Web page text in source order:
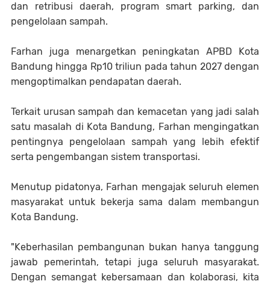
dan retribusi daerah, program smart parking, dan
pengelolaan sampah.
Farhan juga menargetkan peningkatan APBD Kota
Bandung hingga Rp10 triliun pada tahun 2027 dengan
mengoptimalkan pendapatan daerah.
Terkait urusan sampah dan kemacetan yang jadi salah
satu masalah di Kota Bandung, Farhan mengingatkan
pentingnya pengelolaan sampah yang lebih efektif
serta pengembangan sistem transportasi.
Menutup pidatonya, Farhan mengajak seluruh elemen
masyarakat untuk bekerja sama dalam membangun
Kota Bandung.
"Keberhasilan pembangunan bukan hanya tanggung
jawab pemerintah, tetapi juga seluruh masyarakat.
Dengan semangat kebersamaan dan kolaborasi, kita